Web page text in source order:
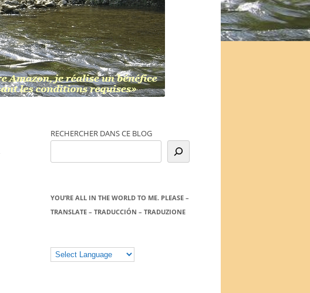
RECHERCHER DANS CE BLOG
YOU’RE ALL IN THE WORLD TO ME. PLEASE –
TRANSLATE – TRADUCCIÓN – TRADUZIONE